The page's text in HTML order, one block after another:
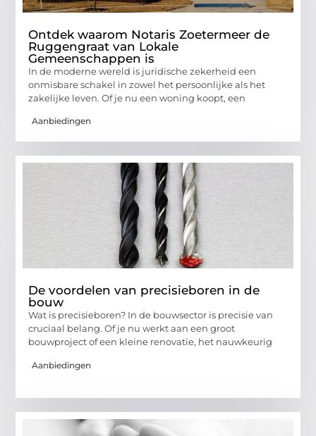
Ontdek waarom Notaris Zoetermeer de
Ruggengraat van Lokale
Gemeenschappen is
In de moderne wereld is juridische zekerheid een
onmisbare schakel in zowel het persoonlijke als het
zakelijke leven. Of je nu een woning koopt, een
Aanbiedingen
De voordelen van precisieboren in de
bouw
Wat is precisieboren? In de bouwsector is precisie van
cruciaal belang. Of je nu werkt aan een groot
bouwproject of een kleine renovatie, het nauwkeurig
Aanbiedingen